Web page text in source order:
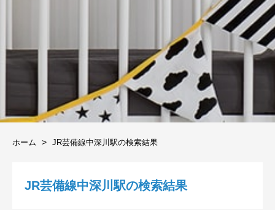
ホーム JR芸備線中深川駅の検索結果
JR芸備線中深川駅の検索結果